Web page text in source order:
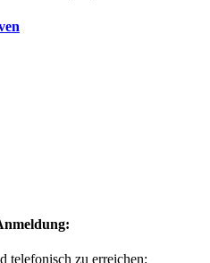
telefonisch zu erreichen: